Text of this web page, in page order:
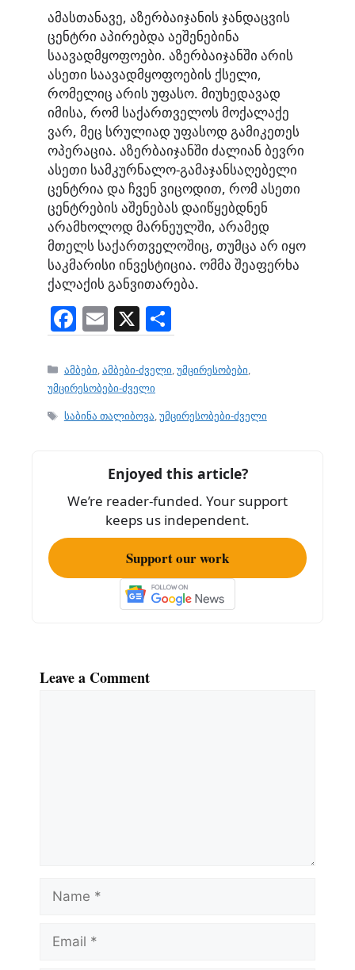
ამასთანავე, აზერბაიჯანის ჯანდაცვის
ცენტრი აპირებდა აეშენებინა
საავადმყოფოები. აზერბაიჯანში არის
ასეთი საავადმყოფოების ქსელი,
რომელიც არის უფასო. მიუხედავად
იმისა, რომ საქართველოს მოქალაქე
ვარ, მეც სრულიად უფასოდ გამიკეთეს
ოპერაცია. აზერბაიჯანში ძალიან ბევრი
ასეთი სამკურნალო-გამაჯანსაღებელი
ცენტრია და ჩვენ ვიცოდით, რომ ასეთი
ცენტრების აშენებას დაიწყებდნენ
არამხოლოდ მარნეულში, არამედ
მთელს საქართველოშიც, თუმცა არ იყო
საკმარისი ინვესტიცია. ომმა შეაფერხა
ქალაქის განვითარება.
F
a
c
e
b
k
E
m
ai
l
X
h
ar
Categories
ამბები ამბები-ძველი უმცირესობები
უმცირესობები-ძველი
Tags
საბინა თალიბოვა,უმცირესობები-ძველი
Enjoyed this article?
We’re reader-funded. Your support
keeps us independent.
Support our work
Leave a Comment
Name
Email